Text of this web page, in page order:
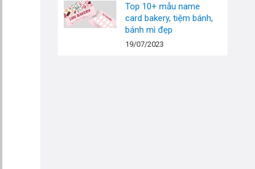
Top 10+ mẫu name
card bakery, tiệm bánh,
bánh mì đẹp
19/07/2023